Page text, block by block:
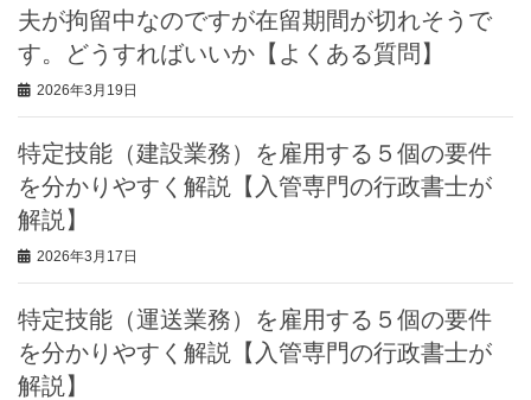
夫が拘留中なのですが在留期間が切れそうで
す。どうすればいいか【よくある質問】
2026年3月19日
特定技能（建設業務）を雇用する５個の要件
を分かりやすく解説【入管専門の行政書士が
解説】
2026年3月17日
特定技能（運送業務）を雇用する５個の要件
を分かりやすく解説【入管専門の行政書士が
解説】